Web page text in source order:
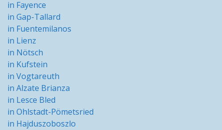
in Fayence
in Gap-Tallard
in Fuentemilanos
in Lienz
in Nötsch
in Kufstein
in Vogtareuth
in Alzate Brianza
in Lesce Bled
in Ohlstadt-Pömetsried
in Hajduszoboszlo